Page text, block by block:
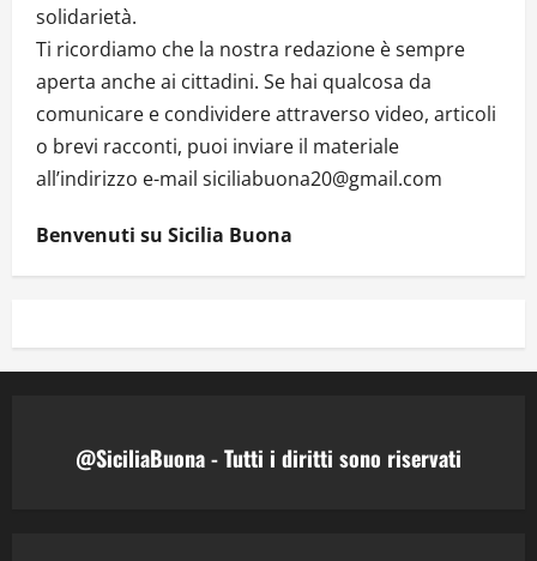
solidarietà.
Ti ricordiamo che la nostra redazione è sempre
aperta anche ai cittadini. Se hai qualcosa da
comunicare e condividere attraverso video, articoli
o brevi racconti, puoi inviare il materiale
all’indirizzo e-mail siciliabuona20@gmail.com
Benvenuti su Sicilia Buona
@SiciliaBuona - Tutti i diritti sono riservati